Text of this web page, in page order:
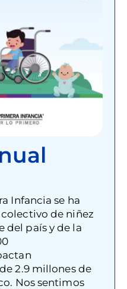
Infancia se ha
de niñez
del país y de la
2.9 millones de
Nos sentimos